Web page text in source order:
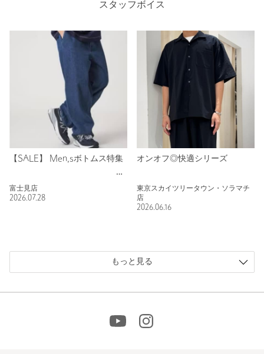
スタッフボイス
【SALE】 Men,sボトムス特集
富士見店
2026.07.28
オンオフ◎快適シリーズ
東京スカイツリータウン・ソラマチ
店
2026.06.16
もっと見る